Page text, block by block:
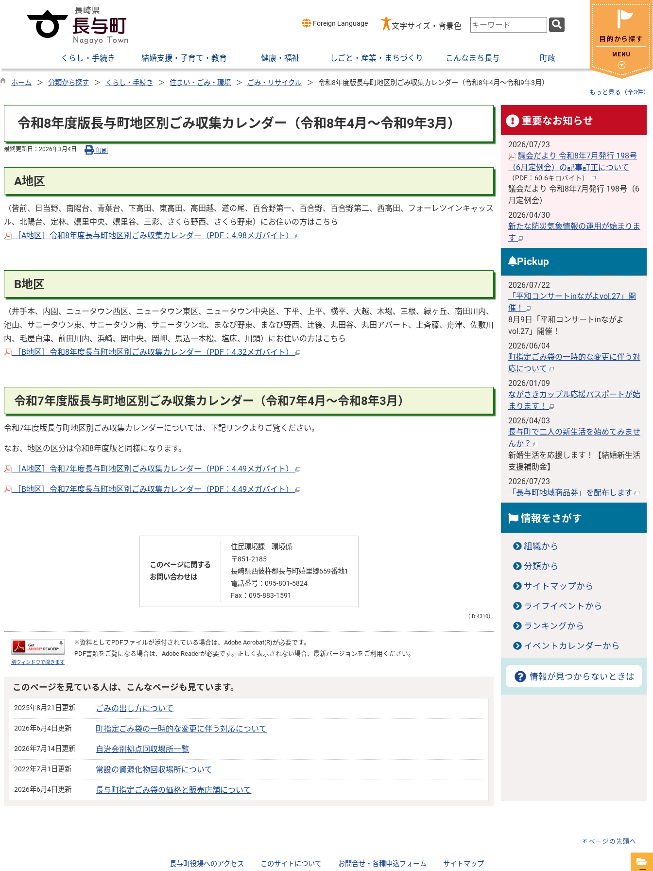
Foreign Language 文字サイズ・背景色
検
索
ー
ワ
ー
くらし・手続き 結婚支援・子育て・教育 健康・福祉 しごと・産業・まちづくり こんなまち長与 町政
ホーム 分類から探す くらし・手続き 住まい・ごみ・環境 ごみ・リサイクル 令和8年度版長与町地区別ごみ収集カレンダー（令和8年4月～令和9年3月）
もっと見る（全3件）
令和8年度版長与町地区別ごみ収集カレンダー（令和8年4月～令和9年3月）
最終更新日： 2026年3月4日 印刷
A地区
（皆前、日当野、南陽台、青葉台、下高田、東高田、高田越、道の尾、百合野第一、百合野、百合野第二、西高田、フォーレツインキャッス
ル、北陽台、定林、嬉里中央、嬉里谷、三彩、さくら野西、さくら野東）にお住いの方はこちら
［A地区］令和8年度長与町地区別ごみ収集カレンダー（PDF：4.98メガバイト）
B地区
（井手本、内園、ニュータウン西区、ニュータウン東区、ニュータウン中央区、下平、上平、横平、大越、木場、三根、緑ヶ丘、南田川内、
池山、サニータウン東、サニータウン南、サニータウン北、まなび野東、まなび野西、辻後、丸田谷、丸田アパート、上斉藤、舟津、佐敷川
内、毛屋白津、前田川内、浜崎、岡中央、岡岬、馬込一本松、塩床、川頭）にお住いの方はこちら
［B地区］令和8年度長与町地区別ごみ収集カレンダー（PDF：4.32メガバイト）
令和7年度版長与町地区別ごみ収集カレンダー（令和7年4月～令和8年3月）
令和7年度版長与町地区別ごみ収集カレンダーについては、下記リンクよりご覧ください。
なお、地区の区分は令和8年度版と同様になります。
［A地区］令和7年度長与町地区別ごみ収集カレンダー（PDF：4.49メガバイト）
［B地区］令和7年度長与町地区別ごみ収集カレンダー（PDF：4.49メガバイト）
このページに関する
お問い合わせは
住民環境課 環境係
〒851-2185
長崎県西彼杵郡長与町嬉里郷659番地1
電話番号： 095-801-5824
Fax：095-883-1591
（ID:4310）
別ウィンドウで開きます
※資料としてPDFファイルが添付されている場合は、 Adobe Acrobat(R)が必要です。
PDF書類をご覧になる場合は、 Adobe Readerが必要です。正しく表示されない場合、最新バージョンをご利用ください。
このページを見ている人は、こんなページも見ています。
2025年8月21日更新 ごみの出し方について
2026年6月4日更新 町指定ごみ袋の一時的な変更に伴う対応について
2026年7月14日更新 自治会別拠点回収場所一覧
2022年7月1日更新 常設の資源化物回収場所について
2026年6月4日更新 長与町指定ごみ袋の価格と販売店舗について
重要なお知らせ
2026/07/23
議会だより 令和8年7月発行 198号
（6月定例会）の記事訂正について
（PDF：60.6キロバイト）
議会だより 令和8年7月発行 198号（6
月定例会）
2026/04/30
新たな防災気象情報の運用が始まりま
す
Pickup
2026/07/22
「平和コンサートinながよvol.27」開
催！
8月9日「平和コンサートinながよ
vol.27」開催！
2026/06/04
町指定ごみ袋の一時的な変更に伴う対
応について
2026/01/09
ながさきカップル応援パスポートが始
まります！
2026/04/03
長与町で二人の新生活を始めてみませ
んか？
新婚生活を応援します！【結婚新生活
支援補助金】
2026/07/23
「長与町地域商品券」を配布します
情報をさがす
組織から
分類から
サイトマップから
ライフイベントから
ランキングから
イベントカレンダーから
情報が見つからないときは
ページの先頭へ
長与町役場へのアクセス このサイトについて お問合せ・各種申込フォーム サイトマップ